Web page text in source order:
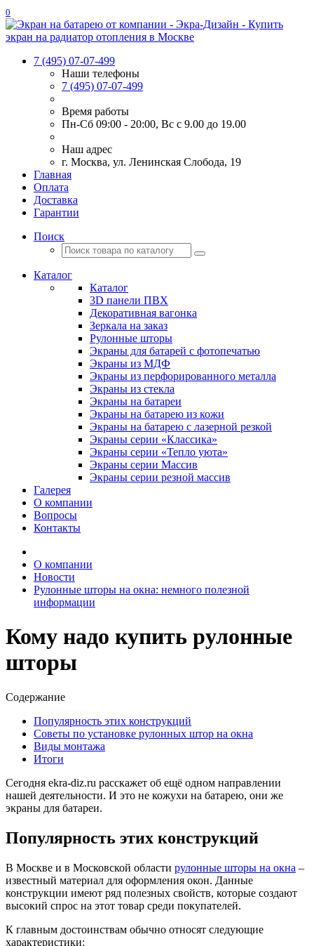
0
7 (495) 07-07-499
Наши телефоны
7 (495) 07-07-499
Время работы
Пн-Сб 09:00 - 20:00, Вс с 9.00 до 19.00
Наш адрес
г. Москва, ул. Ленинская Слобода, 19
Главная
Оплата
Доставка
Гарантии
Поиск
Каталог
Каталог
3D панели ПВХ
Декоративная вагонка
Зеркала на заказ
Рулонные шторы
Экраны для батарей с фотопечатью
Экраны из МДФ
Экраны из перфорированного металла
Экраны из стекла
Экраны на батареи
Экраны на батарею из кожи
Экраны на батарею с лазерной резкой
Экраны серии «Классика»
Экраны серии «Тепло уюта»
Экраны серии Массив
Экраны серии резной массив
Галерея
О компании
Вопросы
Контакты
О компании
Новости
Рулонные шторы на окна: немного полезной
информации
Кому надо купить рулонные
шторы
Содержание
Популярность этих конструкций
Советы по установке рулонных штор на окна
Виды монтажа
Итоги
Сегодня ekra-diz.ru расскажет об ещё одном направлении
нашей деятельности. И это не кожухи на батарею, они же
экраны для батареи.
Популярность этих конструкций
В Москве и в Московской области рулонные шторы на окна –
известный материал для оформления окон. Данные
конструкции имеют ряд полезных свойств, которые создают
высокий спрос на этот товар среди покупателей.
К главным достоинствам обычно относят следующие
характеристики: